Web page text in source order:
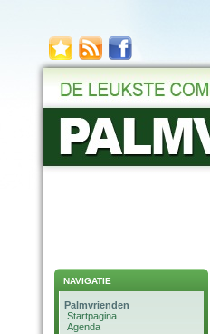
NAVIGATIE
Palmvrienden
Startpagina
Agenda